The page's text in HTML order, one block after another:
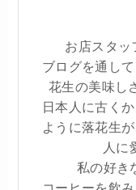
お店スタッ
ブログを通し
花生の美味し
日本人に古く
ように落花生
人に
私の好き